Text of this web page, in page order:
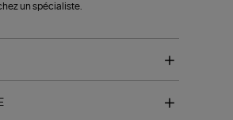
un spécialiste.